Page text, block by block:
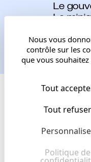
Le
Le
Les
THÉÂT
1 bis rue
+33 [0]4
Nous vous
contrôle sur les
que vous
Tout
Tout refuser
Politique de